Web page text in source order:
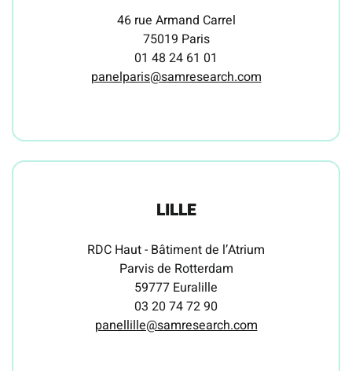
46 rue Armand Carrel
75019 Paris
01 48 24 61 01
panelparis@samresearch.com
LILLE
RDC Haut - Bâtiment de l’Atrium
Parvis de Rotterdam
59777 Euralille
03 20 74 72 90
panellille@samresearch.com